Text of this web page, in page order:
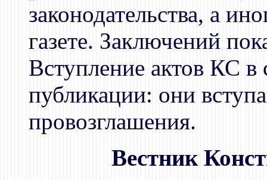
законодательства, а
газете. Заключений
Вступление актов КС в
публикации: они
провозглашения.
Вестник